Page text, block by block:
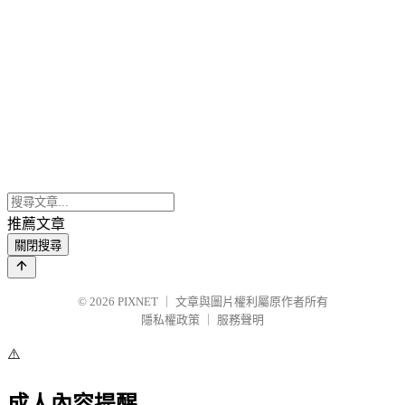
推薦文章
關閉搜尋
© 2026 PIXNET
文章與圖片權利屬原作者所有
隱私權政策
服務聲明
⚠️